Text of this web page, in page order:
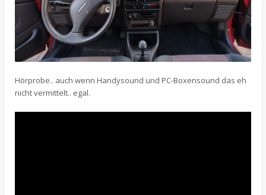
Hörprobe.. auch wenn Handysound und PC-Boxensound das eh
nicht vermittelt.. egal.